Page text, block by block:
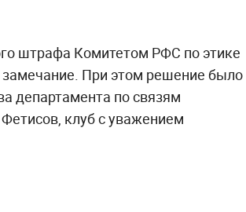
штрафа Комитетом РФС по этике
При этом решение было
департамента по связям
клуб с уважением